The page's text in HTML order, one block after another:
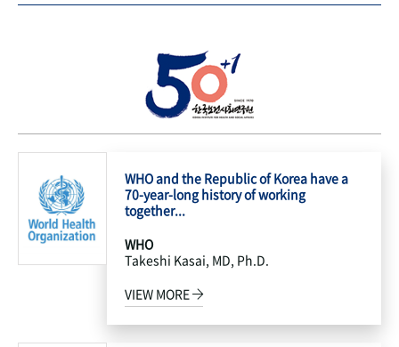
WHO and the Republic of Korea have a
70-year-long history of working
together...
WHO
Takeshi Kasai, MD, Ph.D.
VIEW MORE